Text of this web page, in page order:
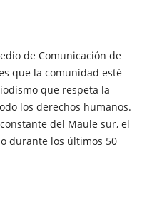
de Comunicación de
que la comunidad esté
que respeta la
los derechos humanos.
del Maule sur, el
durante los últimos 50